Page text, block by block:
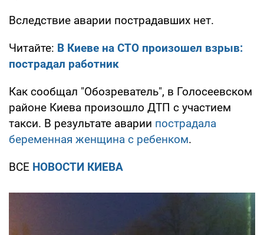
Вследствие аварии пострадавших нет.
Читайте: В Киеве на СТО произошел взрыв:
пострадал работник
Как сообщал "Обозреватель", в Голосеевском
районе Киева произошло ДТП с участием
такси. В результате аварии пострадала
беременная женщина с ребенком.
ВСЕ НОВОСТИ КИЕВА